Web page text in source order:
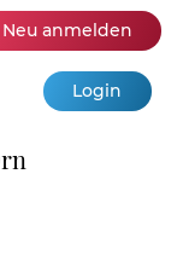
Neu anmelden
Login